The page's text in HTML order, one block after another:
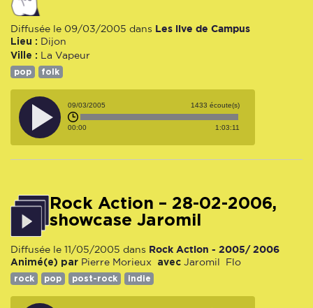
Diffusée le 09/03/2005 dans Les live de Campus
Lieu : Dijon
Ville : La Vapeur
pop folk
09/03/2005 1433 écoute(s)
00:00 1:03:11
Rock Action – 28-02-2006,
showcase Jaromil
Diffusée le 11/05/2005 dans Rock Action - 2005/ 2006
Animé(e) par Pierre Morieux avec Jaromil Flo
rock pop post-rock indie